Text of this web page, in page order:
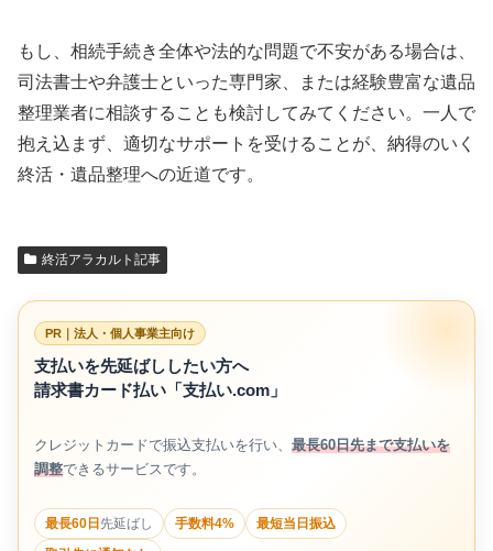
もし、相続手続き全体や法的な問題で不安がある場合は、
司法書士や弁護士といった専門家、または経験豊富な遺品
整理業者に相談することも検討してみてください。一人で
抱え込まず、適切なサポートを受けることが、納得のいく
終活・遺品整理への近道です。
終活アラカルト記事
PR｜法人・個人事業主向け
支払いを先延ばししたい方へ
請求書カード払い「支払い.com」
クレジットカードで振込支払いを行い、 最長60日先まで支払いを
調整できるサービスです。
最長60日先延ばし 手数料4%
最短当日振込